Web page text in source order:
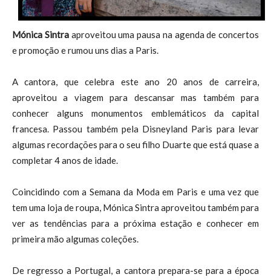
Mónica Sintraaproveitou uma pausa na agenda de concertos
e promoção e rumou uns dias a Paris.
A cantora, que celebra este ano 20 anos de carreira,
aproveitou a viagem para descansar mas também para
conhecer alguns monumentos emblemáticos da capital
francesa. Passou também pela Disneyland Paris para levar
algumas recordações para o seu filho Duarte que está quase a
completar 4 anos de idade.
Coincidindo com a Semana da Moda em Paris e uma vez que
tem uma loja de roupa, Mónica Sintra aproveitou também para
ver as tendências para a próxima estação e conhecer em
primeira mão algumas coleções.
De regresso a Portugal, a cantora prepara-se para a época